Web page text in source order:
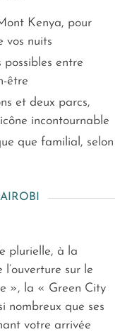
Kenya, pour
vos nuits
possibles entre
être
et deux parcs,
incontournable
que familial, selon
plurielle, à la
sur le
», la « Green City
nombreux que ses
votre arrivée